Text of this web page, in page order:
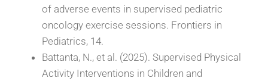
of adverse events in supervised pediatric
oncology exercise sessions. Frontiers in
Pediatrics, 14.
Battanta, N., et al. (2025). Supervised Physical
Activity Interventions in Children and